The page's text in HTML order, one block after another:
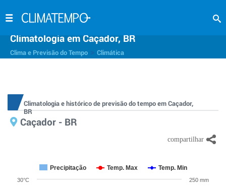
Climatologia em Caçador, BR
Clima e Previsão do Tempo Climática
Climatologia e histórico de previsão do tempo em Caçador,
BR
Caçador - BR
Precipitação Temp. Max Temp. Min
30°C 250 mm